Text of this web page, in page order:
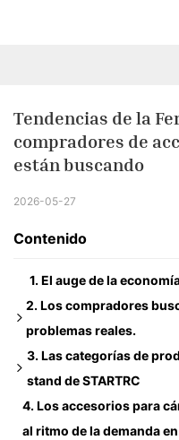
Tendencias de la
compradores de
están buscando
2026-05-27
Contenido
1. El auge de la
2. Los compradores
problemas reales.
Soluciones para el
bolsillo
Sistemas de montaje
Productos
3. Las categorías de
stand de STARTRC
Accesorios para DJI
mayor crecimiento.
4. Los accesorios para
al ritmo de la demanda